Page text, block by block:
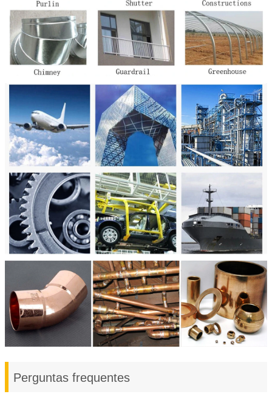
Perguntas frequentes